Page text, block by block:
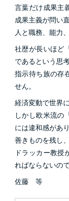
言葉だけ成果主
成果主義が問い
人と職務、能力
社歴が長いほど
であるという思
指示待ち族の存
せん。
経済変動で世界
しかし欧米流の
には違和感があり
善きものを残し
ドラッカー教授
ればならないの
佐藤 等